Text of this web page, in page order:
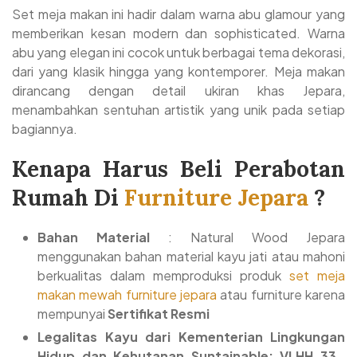
Set meja makan ini hadir dalam warna abu glamour yang
memberikan kesan modern dan sophisticated. Warna
abu yang elegan ini cocok untuk berbagai tema dekorasi,
dari yang klasik hingga yang kontemporer. Meja makan
dirancang dengan detail ukiran khas Jepara,
menambahkan sentuhan artistik yang unik pada setiap
bagiannya.
Kenapa Harus Beli Perabotan
Rumah Di Furniture Jepara ?
Bahan Material : Natural Wood Jepara
menggunakan bahan material kayu jati atau mahoni
berkualitas dalam memproduksi produk set meja
makan mewah furniture jepara atau furniture karena
mempunyai Sertifikat Resmi
Legalitas Kayu dari Kementerian Lingkungan